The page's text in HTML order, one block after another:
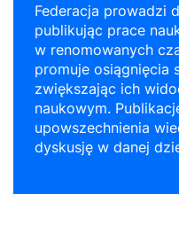
Federacja prowadzi
publikując prace
w renomowanych
promuje osiągnięcia
zwiększając ich
naukowym.
upowszechnienia
dyskusję w danej